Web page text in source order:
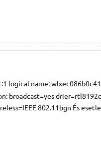
logical name:
broadcast=yes
802.11bgn És